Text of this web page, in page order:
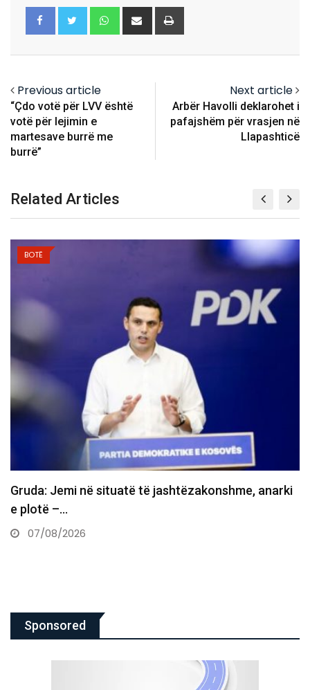
Whatsapp
Share
via
Previous article
“Çdo votë për LVV është
votë për lejimin e
martesave burrë me
burrë”
Next article
Arbër Havolli deklarohet i
pafajshëm për vrasjen në
Llapashticë
Related Articles
BOTË
Lajm i rëndë: Ndahet nga jeta në moshën 42-vjeçare
Ferd…
07/08/2026
Sponsored